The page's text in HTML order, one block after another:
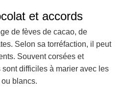
et accords
de fèves de cacao, de
Selon sa torréfaction, il peut
Souvent corsées et
difficiles à marier avec les
blancs.